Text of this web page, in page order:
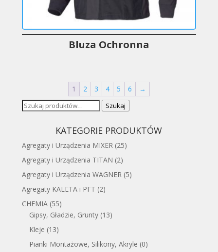
Bluza Ochronna
1 2 3 4 5 6
→
Szukaj:
Szukaj
KATEGORIE PRODUKTÓW
Agregaty i Urządzenia MIXER (25)
Agregaty i Urządzenia TITAN (2)
Agregaty i Urządzenia WAGNER (5)
Agregaty KALETA i PFT (2)
CHEMIA (55)
Gipsy, Gładzie, Grunty (13)
Kleje (13)
Pianki Montażowe, Silikony, Akryle (0)